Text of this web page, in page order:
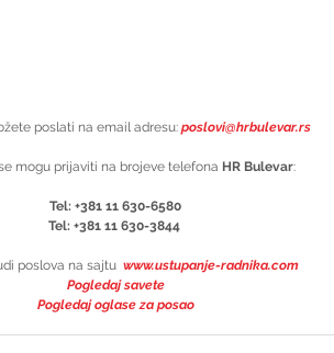
poslati na email adresu: poslovi@hrbulevar.rs
mogu prijaviti na brojeve telefona HR Bulevar:
Tel: +381 11 630-6580
Tel: +381 11 630-3844
poslova na sajtu www.ustupanje-radnika.com
Pogledaj savete
Pogledaj oglase za posao